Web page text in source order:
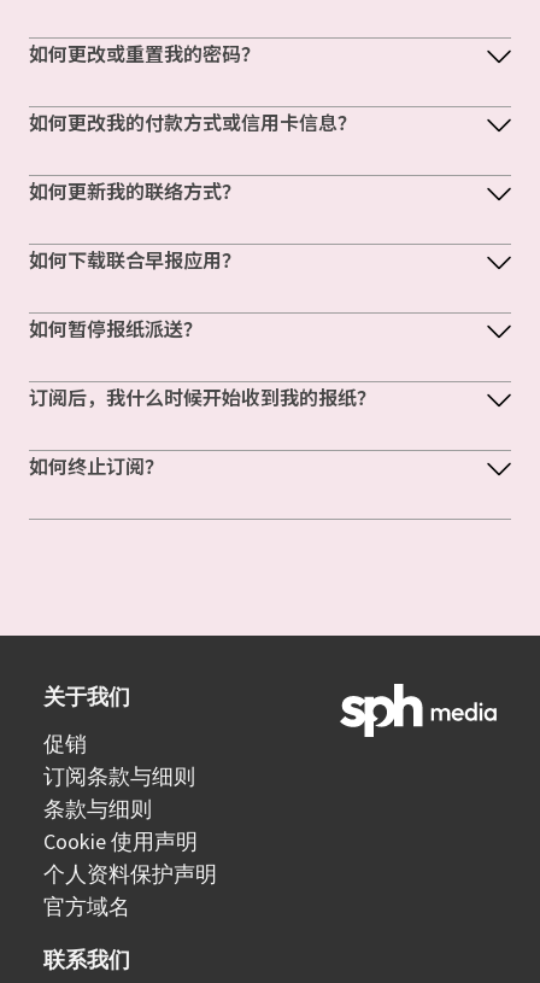
如何更改或重置我的密码？
如何更改我的付款方式或信用卡信息？
如何更新我的联络方式？
如何下载联合早报应用？
如何暂停报纸派送？
订阅后，我什么时候开始收到我的报纸？
如何终止订阅？
关于我们
促销
订阅条款与细则
条款与细则
Cookie 使用声明
个人资料保护声明
官方域名
联系我们